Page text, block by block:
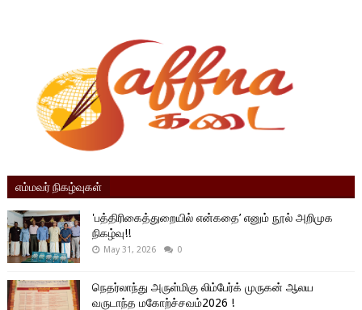
எம்மவர் நிகழ்வுகள்
'பத்திரிகைத்துறையில் என்கதை’ எனும் நூல் அறிமுக
நிகழ்வு!!
May 31, 2026 0
நெதர்லாந்து அருள்மிகு லிம்பேர்க் முருகன் ஆலய
வருடாந்த மகோற்ச்சவம்2026 !